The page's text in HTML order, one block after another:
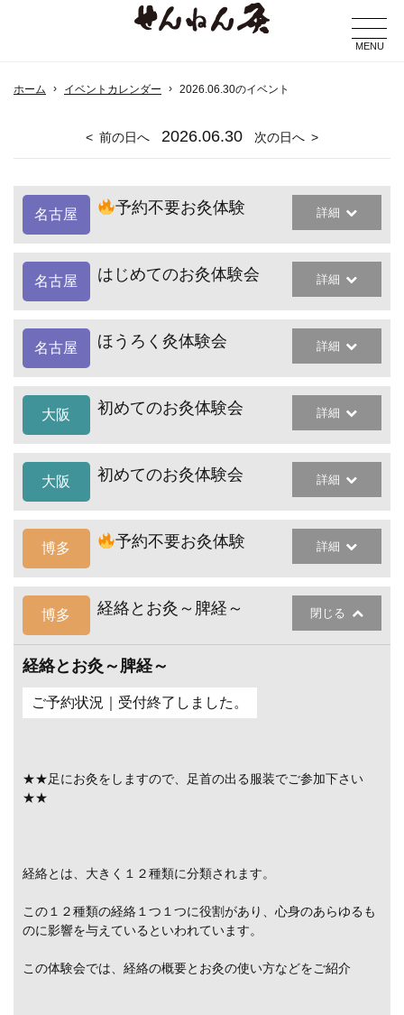
MENU
ホーム イベントカレンダー 2026.06.30のイベント
前の日へ 2026.06.30 次の日へ
名古屋 予約不要お灸体験 詳細
名古屋 はじめてのお灸体験会 詳細
名古屋 ほうろく灸体験会 詳細
大阪 初めてのお灸体験会 詳細
大阪 初めてのお灸体験会 詳細
博多 予約不要お灸体験 詳細
博多 経絡とお灸～脾経～ 閉じる
経絡とお灸～脾経～
ご予約状況｜受付終了しました。
★★足にお灸をしますので、足首の出る服装でご参加下さい
★★
経絡とは、大きく１２種類に分類されます。
この１２種類の経絡１つ１つに役割があり、心身のあらゆるも
のに影響を与えているといわれています。
この体験会では、経絡の概要とお灸の使い方などをご紹介